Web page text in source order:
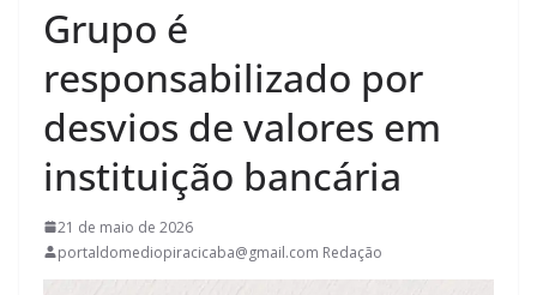
Grupo é
responsabilizado por
desvios de valores em
instituição bancária
21 de maio de 2026
portaldomediopiracicaba@gmail.com Redação